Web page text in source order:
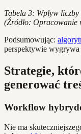
Tabela 3: Wpływ
(Źródło: Opracowanie
Podsumowując:
perspektywie wygrywa
Strategie,
generować
Workflow
Nie ma